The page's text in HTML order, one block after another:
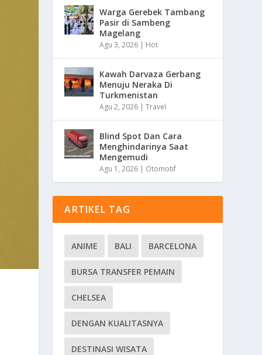
Warga Gerebek Tambang
Pasir di Sambeng
Magelang
Agu 3, 2026 | Hot
Kawah Darvaza Gerbang
Menuju Neraka Di
Turkmenistan
Agu 2, 2026 |Travel
Blind Spot Dan Cara
Menghindarinya Saat
Mengemudi
Agu 1, 2026 | Otomotif
ARTIKEL TAG
ANIME BALI BARCELONA
BURSA TRANSFER PEMAIN
CHELSEA
DENGAN KUALITASNYA
DESTINASI WISATA